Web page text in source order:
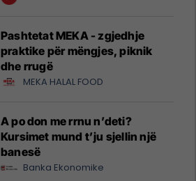
Pashtetat MEKA - zgjedhje
praktike për mëngjes, piknik
dhe rrugë
MEKA HALAL FOOD
A po don me rrnu n’deti?
Kursimet mund t’ju sjellin një
banesë
Banka Ekonomike